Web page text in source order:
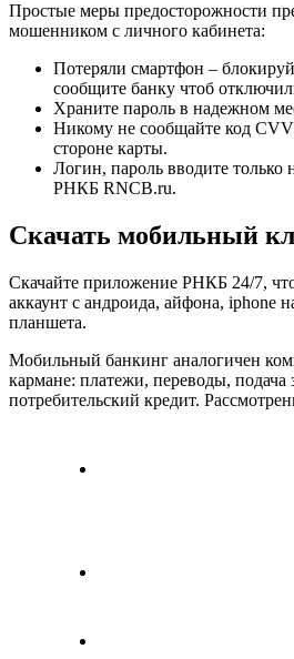
Простые меры предосторожности
мошенником с личного кабинета:
Потеряли смартфон –
сообщите банку чтоб
Храните пароль в надежном
Никому не сообщайте код
стороне карты.
Логин, пароль вводите только
РНКБ RNCB.ru.
Скачать мобильный
Скачайте приложение РНКБ 24/7,
аккаунт с андроида, айфона, iphone
планшета.
Мобильный банкинг аналогичен
кармане: платежи, переводы, подача
потребительский кредит.